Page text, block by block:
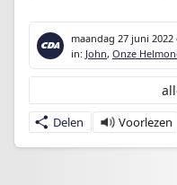
maandag 27 juni 2022
in: John, Onze
Delen